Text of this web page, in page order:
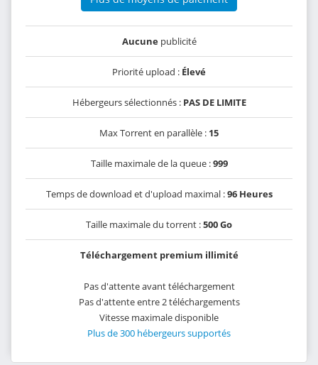
Aucunepublicité
Priorité upload : Élevé
Hébergeurs sélectionnés : PAS DE LIMITE
Max Torrent en parallèle : 15
Taille maximale de la queue :999
Temps de download et d'upload maximal :96 Heures
Taille maximale du torrent :500 Go
Téléchargement premium illimité
Pas d'attente avant téléchargement
Pas d'attente entre 2 téléchargements
Vitesse maximale disponible
Plus de 300 hébergeurs supportés